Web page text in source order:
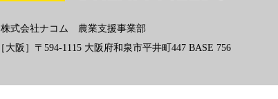
株式会社ナコム 農業支援事業部
［大阪］〒594-1115 大阪府和泉市平井町447 BASE 756